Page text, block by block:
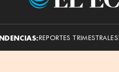
REPORTES TRIMESTRALES